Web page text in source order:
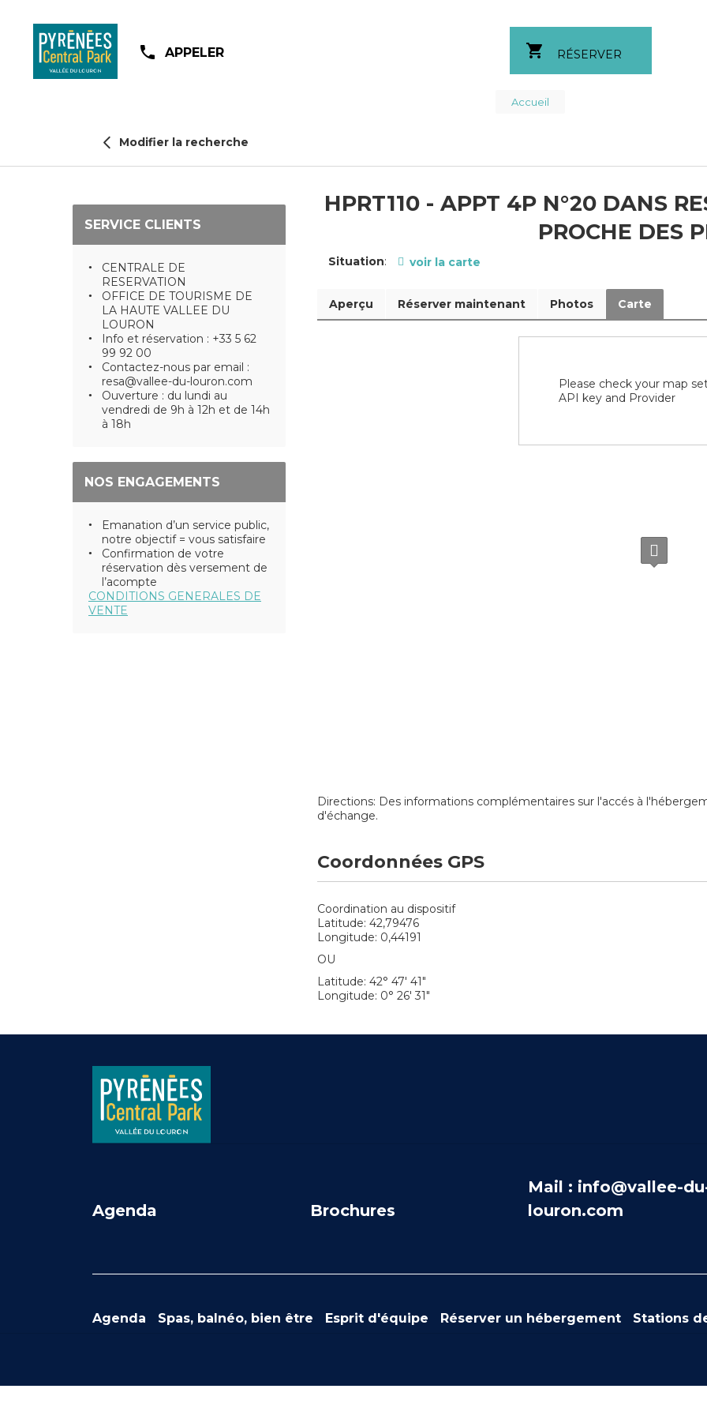
phone APPELER shopping_cart RÉSERVER
Fil
d'Ariane
Accueil
Modifier la recherche
HPRT110 - APPT 4P N°20 DANS
PROCHE DES
Situation: voir la carte
Aperçu Réserver maintenant Photos Carte
Please check your map
API key and Provider
Directions: Des informations complémentaires sur l'accés à
d'échange.
Coordonnées GPS
Coordination au dispositif
Latitude: 42,79476
Longitude: 0,44191
OU
Latitude: 42° 47' 41"
Longitude: 0° 26' 31"
SERVICE CLIENTS
CENTRALE DE
RESERVATION
OFFICE DE TOURISME DE
LA HAUTE VALLEE DU
LOURON
Info et réservation : +33 5 62
99 92 00
Contactez-nous par email :
resa@vallee-du-louron.com
Ouverture : du lundi au
vendredi de 9h à 12h et de 14h
à 18h
NOS ENGAGEMENTS
Emanation d’un service public,
notre objectif = vous satisfaire
Confirmation de votre
réservation dès versement de
l’acompte
CONDITIONS GENERALES DE
VENTE
Agenda Brochures
Mail : info@vallee-
louron.com
Agenda Spas, balnéo, bien être Esprit d'équipe Réserver un hébergement Stations